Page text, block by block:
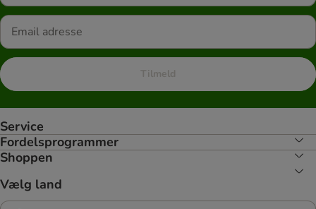
Tilmeld
Service
Fordelsprogrammer
Shoppen
Vælg land